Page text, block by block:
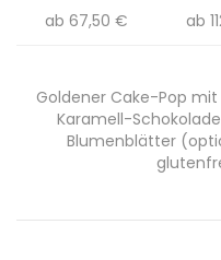
ab 67,50 € ab
Goldener Cake-Pop
Karamell-
Blumenblätter